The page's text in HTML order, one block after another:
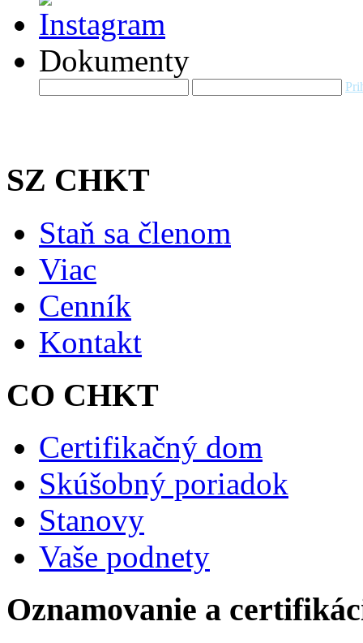
Dokumenty
SZ CHKT
Staň sa členom
Viac
Cenník
Kontakt
CO CHKT
Certifikačný dom
Skúšobný poriadok
Stanovy
Vaše podnety
Oznamovanie a